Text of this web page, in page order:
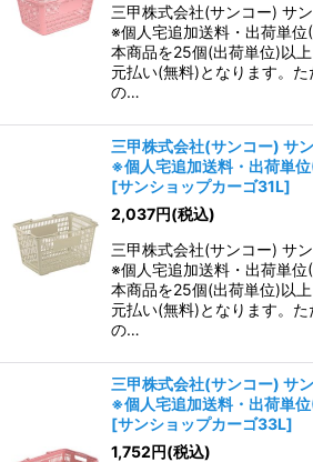
三甲株式会社(サンコー) サ
※個人宅追加送料・出荷単
本商品を25個(出荷単位)以
元払い(無料)となります。
の…
三甲株式会社(サンコー) サ
※個人宅追加送料・出荷単
[サンショップカーゴ31L]
2,037円(税込)
三甲株式会社(サンコー) サ
※個人宅追加送料・出荷単
本商品を25個(出荷単位)以
元払い(無料)となります。
の…
三甲株式会社(サンコー) サ
※個人宅追加送料・出荷単
[サンショップカーゴ33L]
1,752円(税込)